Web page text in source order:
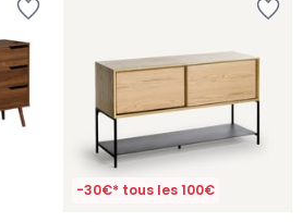
-30€* tous les 100€